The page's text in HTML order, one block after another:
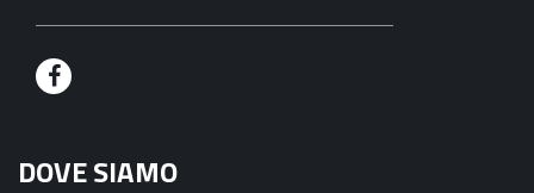
F
c
DOVE SIAMO